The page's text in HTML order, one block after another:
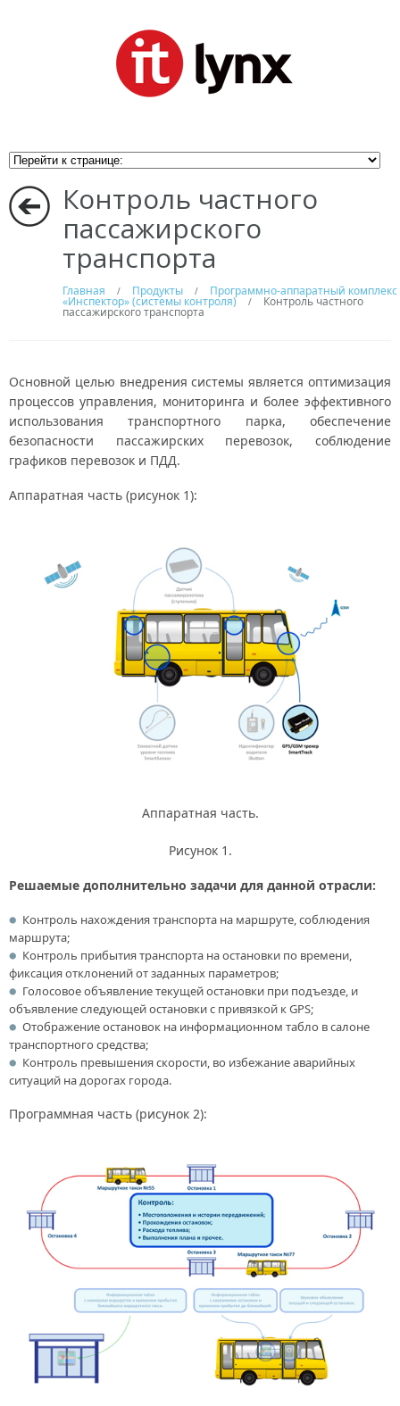
Контроль частного
пассажирского
транспорта
Главная / Продукты / Программно-аппаратный комплекс
«Инспектор» (системы контроля) / Контроль частного
пассажирского транспорта
Основной целью внедрения системы является оптимизация
процессов управления, мониторинга и более эффективного
использования транспортного парка, обеспечение
безопасности пассажирских перевозок, соблюдение
графиков перевозок и ПДД.
Аппаратная часть (рисунок 1):
Аппаратная часть.
Рисунок 1.
Решаемые дополнительно задачи для данной отрасли:
Контроль нахождения транспорта на маршруте, соблюдения
маршрута;
Контроль прибытия транспорта на остановки по времени,
фиксация отклонений от заданных параметров;
Голосовое объявление текущей остановки при подъезде, и
объявление следующей остановки с привязкой к GPS;
Отображение остановок на информационном табло в салоне
транспортного средства;
Контроль превышения скорости, во избежание аварийных
ситуаций на дорогах города.
Программная часть (рисунок 2):